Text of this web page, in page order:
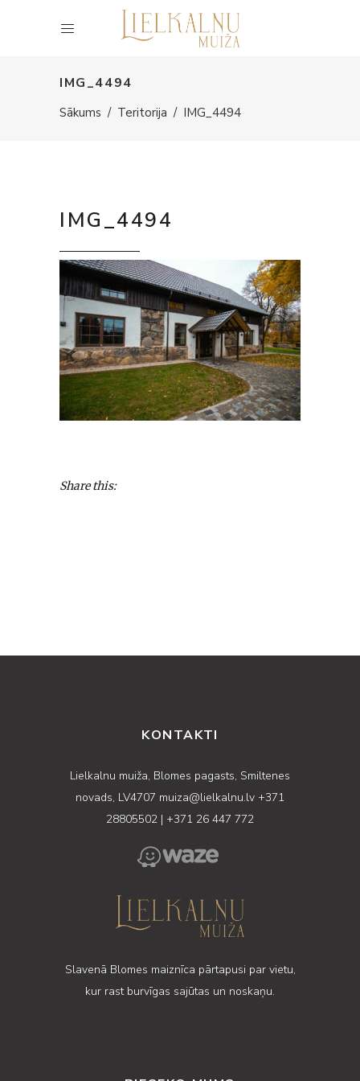
IMG_4494
Sākums / Teritorija / IMG_4494
IMG_4494
Share this:
KONTAKTI
Lielkalnu muiža, Blomes pagasts, Smiltenes
novads, LV4707 muiza@lielkalnu.lv +371
28805502 | +371 26 447 772
Slavenā Blomes maiznīca pārtapusi par vietu,
kur rast burvīgas sajūtas un noskaņu.